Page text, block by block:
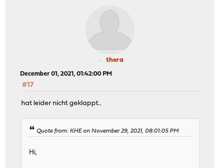
thera
December 01, 2021, 01:42:00 PM
#17
hat leider nicht geklappt..
Quote from: KHE on November 29, 2021, 08:01:05 PM
Hi,